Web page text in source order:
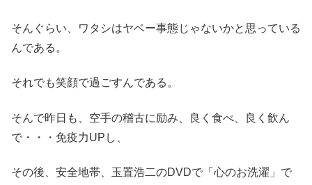
そんぐらい、ワタシはヤベー事態じゃないかと思っている
んである。
それでも笑顔で過ごすんである。
そんで昨日も、空手の稽古に励み、良く食べ、良く飲ん
で・・・免疫力UPし、
その後、安全地帯、玉置浩二のDVDで「心のお洗濯」で